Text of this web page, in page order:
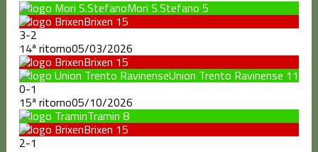
Mori S.Stefano 5
Brixen 15
3-2
14ª ritorno05/03/2026
Brixen 15
Union Trento Ravinense 11
0-1
15ª ritorno05/10/2026
Tramin 8
Brixen 15
2-1